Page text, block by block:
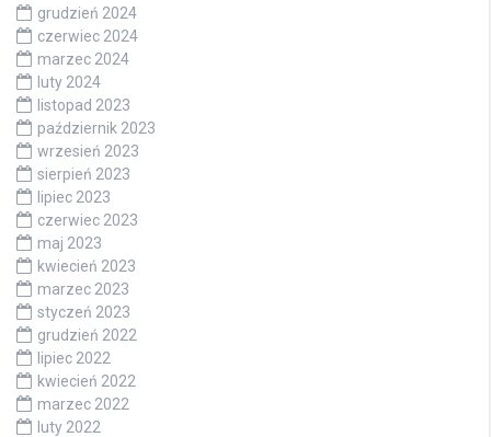
grudzień 2024
czerwiec 2024
marzec 2024
luty 2024
listopad 2023
październik 2023
wrzesień 2023
sierpień 2023
lipiec 2023
czerwiec 2023
maj 2023
kwiecień 2023
marzec 2023
styczeń 2023
grudzień 2022
lipiec 2022
kwiecień 2022
marzec 2022
luty 2022